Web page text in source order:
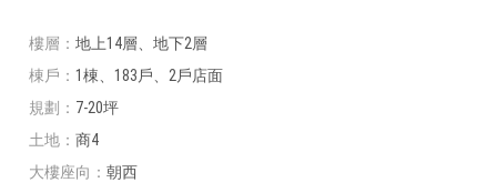
樓層
地上14層、地下2層
棟戶
1棟、183戶、2戶店面
規劃
7-20坪
土地
商4
大樓座向
朝西